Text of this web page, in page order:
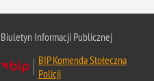
Biuletyn Informacji Publicznej
BIP Komenda Stołeczna
Policji